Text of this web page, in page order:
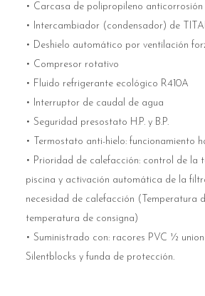
• Carcasa de polipropileno anticorrosión
• Intercambiador (condensador) de
• Deshielo automático por ventilación
• Compresor rotativo
• Fluido refrigerante ecológico R410A
• Interruptor de caudal de agua
• Seguridad presostato H.P. y B.P.
• Termostato anti-hielo: funcionamiento
• Prioridad de calefacción: control de la
piscina y activación automática de la
necesidad de calefacción (Temperatura
temperatura de consigna)
• Suministrado con: racores PVC ½
Silentblocks y funda de protección.